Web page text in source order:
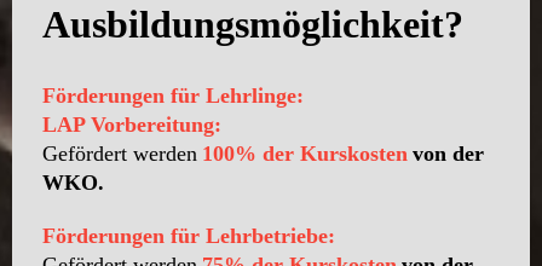
Ausbildungsmöglichkeit?
Förderungen für Lehrlinge:
LAP Vorbereitung:
Gefördert werden 100% der Kurskosten von der
WKO.
Förderungen für Lehrbetriebe: